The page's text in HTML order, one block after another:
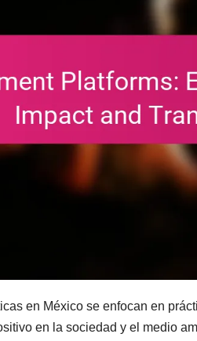
en México se enfocan en
en la sociedad y el medio